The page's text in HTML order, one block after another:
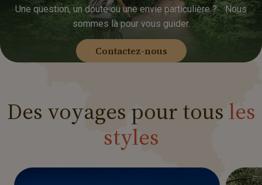
Une question, un doute ou une envie particulière ? Nous
sommes là pour vous guider.
Contactez-nous
Des voyages pourtous les
styles